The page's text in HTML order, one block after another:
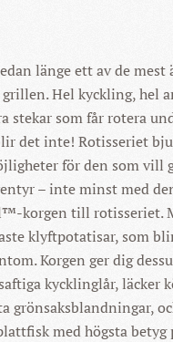
länge ett av de mest
Hel kyckling, hel
stekar som får rotera
det inte! Rotisseriet
för den som vill
– inte minst med
korgen till rotisseriet.
klyftpotatisar, som
Korgen ger dig
kycklinglår, läcker
grönsaksblandningar,
med högsta betyg